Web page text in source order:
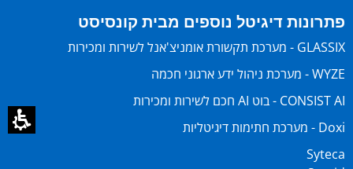
פתרונות דיגיטל נוספים מבית קונסיסט
GLASSIX - מערכת תקשורת אומניצ'אנל לשירות ומכירות
WYZE - מערכת ניהול ידע ארגוני חכמה
CONSIST AI - בוט AI חכם לשירות ומכירות
Doxi - מערכת חתימות דיגיטליות
Syteca